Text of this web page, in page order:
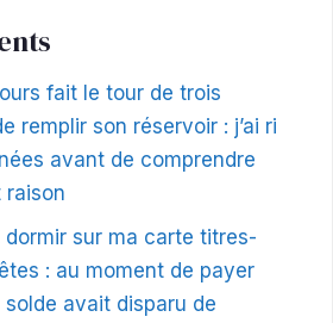
fait le tour de trois
remplir son réservoir : j’ai ri
avant de comprendre
raison
dormir sur ma carte titres-
: au moment de payer
avait disparu de